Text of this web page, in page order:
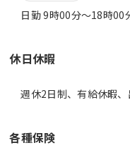
日勤 9時00分〜18時00
休日休暇
週休2日制、有給休暇
各種保険